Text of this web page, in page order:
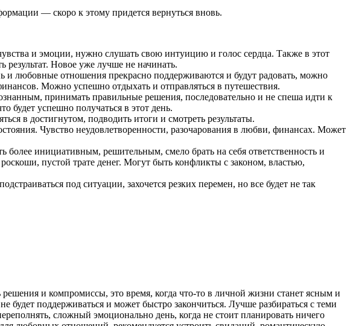
— скоро к этому придется вернуться вновь.
и эмоции, нужно слушать свою интуицию и голос сердца. Также в этот
результат. Новое уже лучше не начинать.
любовные отношения прекрасно поддерживаются и будут радовать, можно
Можно успешно отдыхать и отправляться в путешествия.
принимать правильные решения, последовательно и не спеша идти к
будет успешно получаться в этот день.
в достигнутом, подводить итоги и смотреть результаты.
Чувство неудовлетворенности, разочарования в любви, финансах. Может
инициативным, решительным, смело брать на себя ответственность и
пустой трате денег. Могут быть конфликты с законом, властью,
под ситуации, захочется резких перемен, но все будет не так
и компромиссы, это время, когда что-то в личной жизни станет ясным и
будет поддерживаться и может быстро закончиться. Лучше разбираться с теми
сложный эмоционально день, когда не стоит планировать ничего